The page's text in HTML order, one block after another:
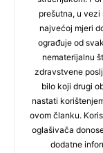
prešutna, u
najvećoj mjeri
ograđuje od
nematerijalnu
zdravstvene
bilo koji drugi
nastati
ovom članku.
oglašivača
dodatne